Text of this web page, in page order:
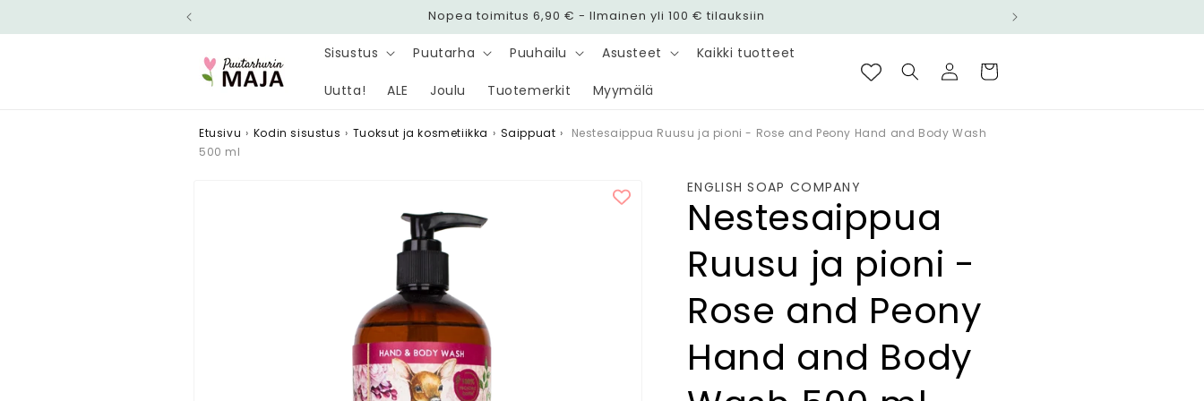
sisältöön
Nopea toimitus 6,90 € - Ilmainen yli 100 € tilauksiin
Sisustus Puutarha Puuhailu Asusteet Kaikki tuotteet
Uutta! ALE Joulu Tuotemerkit Myymälä
Kirjaudu
sisään
Ostoskori
Etusivu › Kodin sisustus › Tuoksut ja kosmetiikka › Saippuat ›
Nestesaippua Ruusu ja pioni - Rose and Peony Hand and Body Wash
500 ml
ENGLISH SOAP COMPANY
Nestesaippua
Ruusu ja pioni -
Rose and Peony
Hand and Body